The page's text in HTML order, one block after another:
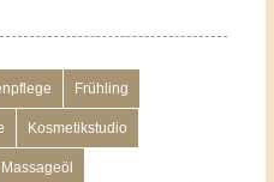
Frühling
Kosmetikstudio
Massageöl